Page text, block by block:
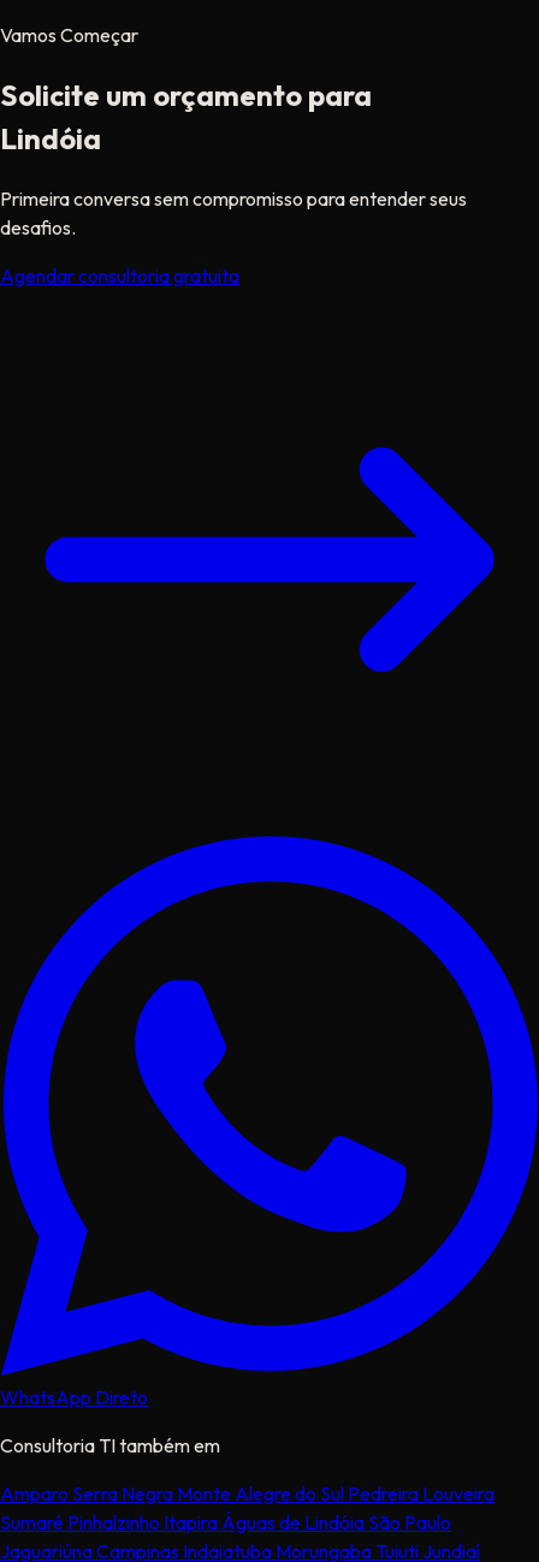
Vamos Começar
Solicite um orçamento para
Lindóia
Primeira conversa sem compromisso para entender seus
desafios.
Agendar consultoria gratuita
WhatsApp Direto
Consultoria TI também em
Amparo Serra Negra Monte Alegre do Sul Pedreira Louveira
Sumaré Pinhalzinho Itapira Águas de Lindóia São Paulo
JaguariúnaCampinas Indaiatuba Morungaba Tuiuti Jundiaí